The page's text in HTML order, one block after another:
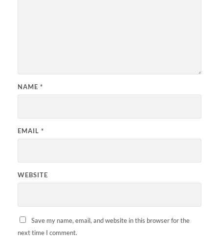
NAME *
EMAIL *
WEBSITE
Save my name, email, and website in this browser for the
next time I comment.